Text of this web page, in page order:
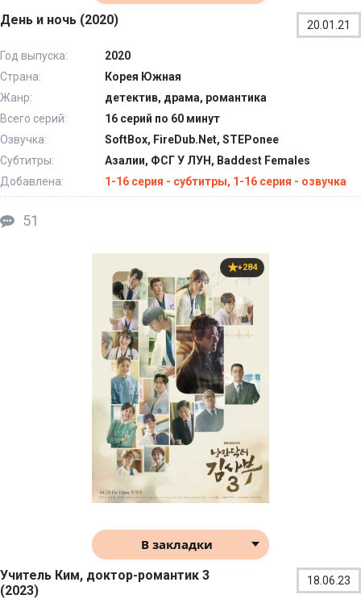
День и ночь (2020) 20.01.21
Год выпуска:
2020
Страна:
Корея Южная
Жанр:
детектив, драма, романтика
Всего серий:
16 серий по 60 минут
Озвучка:
SoftBox, FireDub.Net, STEPonee
Субтитры:
Азалии, ФСГ У ЛУН, Baddest Females
Добавлена:
1-16 серия - субтитры, 1-16 серия - озвучка
51
+284
В закладки
Учитель Ким, доктор-романтик 3
(2023)
18.06.23